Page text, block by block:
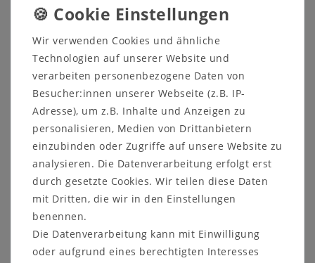
Wasserreservoir für Ihre Pflanzen schaffen. Zur
Stabilität der Pflanztröge zu erhöhen, werden ab
der Größe 60x30 cm innen Metallklammern
eingesetzt.
Größen Kübel
50x25 cm , Höhe: 22 cm, LängexBreite unten:
39,5 x 15 cm, Erdvolumen: ca. 16l, (Info:
passender Untersetzer 47x24 cm)
60x30 cm, Höhe: 26 cm, LängexBreite unten:
47,5 x 18,5 cm, Erdvolumen: ca. 28l, (Info:
passender Untersetzer 57x28 cm)
80x39 cm, Höhe: 34 cm, LängexBreite unten:
passender Untersetzer 77x37 cm)
100x44 cm, Höhe: 40 cm, LängexBreite
unten: 80 x 25 cm, Erdvolumen: ca. 103l,
Wir verwenden Cookies und ähnliche
Technologien auf unserer Website und
verarbeiten personenbezogene Daten von
Besucher:innen unserer Webseite (z.B. IP-
Adresse), um z.B. Inhalte und Anzeigen zu
personalisieren, Medien von Drittanbietern
einzubinden oder Zugriffe auf unsere Website zu
analysieren. Die Datenverarbeitung erfolgt erst
durch gesetzte Cookies. Wir teilen diese Daten
mit Dritten, die wir in den Einstellungen
benennen.
Die Datenverarbeitung kann mit Einwilligung
oder aufgrund eines berechtigten Interesses